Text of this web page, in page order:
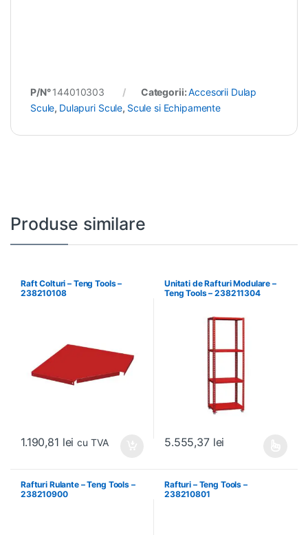
P/N°144010303 Categorii:Accesorii Dulap
Scule, Dulapuri Scule, Scule si Echipamente
Produse similare
Raft Colturi – Teng Tools –
238210108
1.190,81 lei cu TVA
Unitati de Rafturi Modulare –
Teng Tools – 238211304
5.555,37 lei
Rafturi Rulante – Teng Tools –
238210900
Rafturi – Teng Tools –
238210801